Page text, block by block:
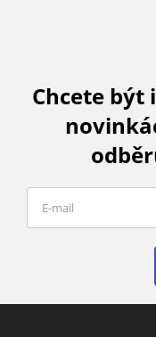
Chcete být